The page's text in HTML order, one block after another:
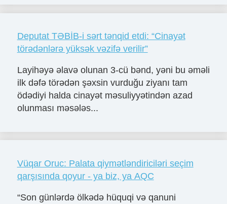
Deputat TƏBİB-i sərt tənqid etdi: “Cinayət
törədənlərə yüksək vəzifə verilir”
Layihəyə əlavə olunan 3-cü bənd, yəni bu əməli
ilk dəfə törədən şəxsin vurduğu ziyanı tam
ödədiyi halda cinayət məsuliyyətindən azad
olunması məsələs...
Vüqar Oruc: Palata qiymətləndiriciləri seçim
qarşısında qoyur - ya biz, ya AQC
“Son günlərdə ölkədə hüquqi və qanuni